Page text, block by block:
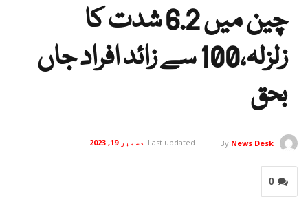
چین میں 6.2 شدت کا
زلزلہ،100 سے زائد افراد جاں
بحق
By News Desk
Last updated دسمبر 19, 2023
0